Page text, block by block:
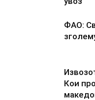
ФАО:
Кои